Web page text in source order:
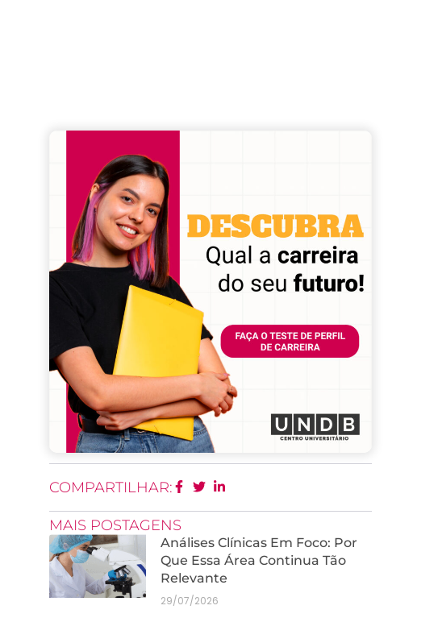
COMPARTILHAR:
MAIS POSTAGENS
Análises Clínicas Em Foco: Por
Que Essa Área Continua Tão
Relevante
29/07/2026